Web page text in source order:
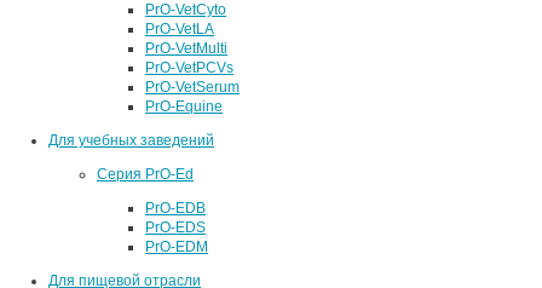
PrO-VetCyto
PrO-VetLA
PrO-VetMulti
PrO-VetPCVs
PrO-VetSerum
PrO-Equine
Для учебных заведений
Серия PrO-Ed
PrO-EDB
PrO-EDS
PrO-EDM
Для пищевой отрасли